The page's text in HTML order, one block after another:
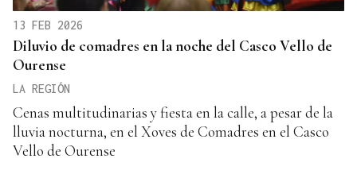
13 FEB 2026
Diluvio de comadres en la noche del Casco Vello de
Ourense
LA REGIÓN
Cenas multitudinarias y fiesta en la calle, a pesar de la
lluvia nocturna, en el Xoves de Comadres en el Casco
Vello de Ourense